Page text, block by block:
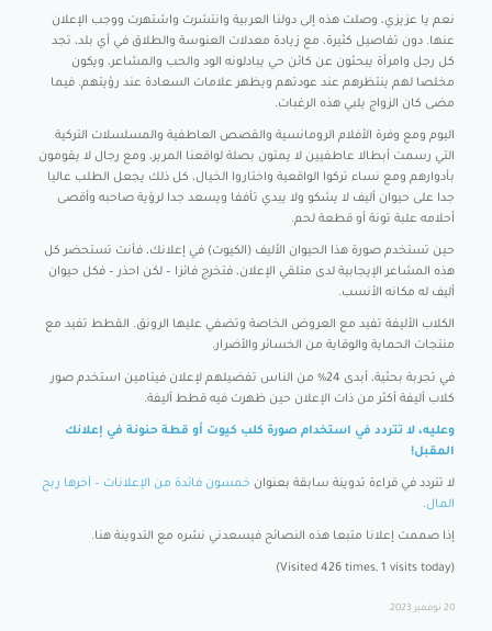
نعم يا عزيزي، وصلت هذه إلى دولنا العربية وانتشرت واشتهرت ووجب الإعلان
عنها. دون تفاصيل كثيرة، مع زيادة معدلات العنوسة والطلاق في أي بلد، تجد
كل رجل وامرأة يبحثون عن كائن حي يبادلونه الود والحب والمشاعر، ويكون
مخلصا لهم ينتظرهم عند عودتهم ويظهر علامات السعادة عند رؤيتهم. فيما
مضى كان الزواج يلبي هذه الرغبات.
اليوم ومع وفرة الأفلام الرومانسية والقصص العاطفية والمسلسلات التركية
التي رسمت أبطالا عاطفيين لا يمتون بصلة لواقعنا المرير، ومع رجال لا يقومون
بأدوارهم ومع نساء تركوا الواقعية واختاروا الخيال، كل ذلك يجعل الطلب عاليا
جدا على حيوان أليف لا يشكو ولا يبدي تأففا ويسعد جدا لرؤية صاحبه وأقصى
أحلامه علبة تونة أو قطعة لحم.
حين تستخدم صورة هذا الحيوان الأليف (الكيوت) في إعلانك، فأنت تستحضر كل
هذه المشاعر الإيجابية لدى متلقي الإعلان، فتخرج فائزا – لكن احذر – فكل حيوان
أليف له مكانه الأنسب.
الكلاب الأليفة تفيد مع العروض الخاصة وتضفي عليها الرونق. القطط تفيد مع
منتجات الحماية والوقاية من الخسائر والأضرار.
في تجربة بحثية، أبدى 24% من الناس تفضيلهم لإعلان فيتامين استخدم صور
كلاب أليفة أكثر من ذات الإعلان حين ظهرت فيه قطط أليفة.
وعليه، لا تتردد في استخدام صورة كلب كيوت أو قطة حنونة في إعلانك
المقبل!
لا تتردد في قراءة تدوينة سابقة بعنوان خمسون فائدة من الإعلانات – آخرها ربح
المال.
إذا صممت إعلانا متبعا هذه النصائح فيسعدني نشره مع التدوينة هنا.
(Visited 426 times, 1 visits today)
20 نوفمبر 2023